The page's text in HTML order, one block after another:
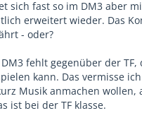
sich fast so im DM3 aber
erweitert wieder. Das
- oder?
fehlt gegenüber der TF,
kann. Das vermisse
Musik anmachen wollen,
ist bei der TF klasse.